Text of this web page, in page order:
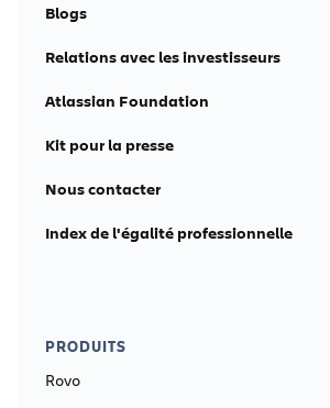
Blogs
Relations avec les investisseurs
Atlassian Foundation
Kit pour la presse
Nous contacter
Index de l'égalité professionnelle
PRODUITS
Rovo